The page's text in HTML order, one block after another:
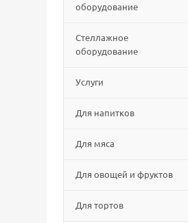
оборудование
Стеллажное
оборудование
Услуги
Для напитков
Для мяса
Для овощей и фруктов
Для тортов